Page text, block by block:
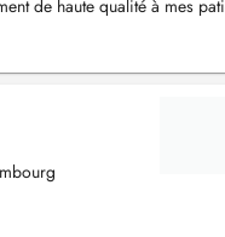
de haute qualité à mes